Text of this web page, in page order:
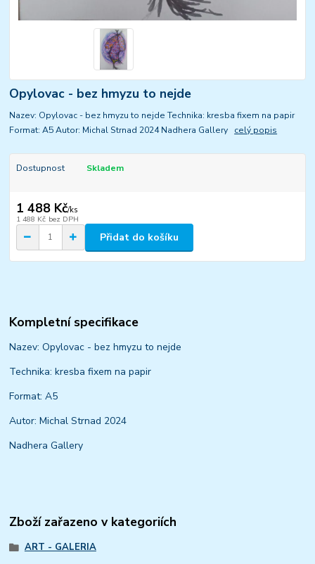
Opylovac - bez hmyzu to nejde
Nazev: Opylovac - bez hmyzu to nejde Technika: kresba fixem na papir
Format: A5 Autor: Michal Strnad 2024 Nadhera Gallery celý popis
Dostupnost Skladem
1 488 Kč/ks
1 488 Kč bez DPH
Přidat do košíku
Kompletní specifikace
Nazev: Opylovac - bez hmyzu to nejde
Technika: kresba fixem na papir
Format: A5
Autor: Michal Strnad 2024
Nadhera Gallery
Zboží zařazeno v kategoriích
ART - GALERIA